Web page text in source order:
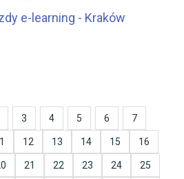
e-learning - Kraków
3 4 5 6 7
12 13 14 15 16
21 22 23 24 25